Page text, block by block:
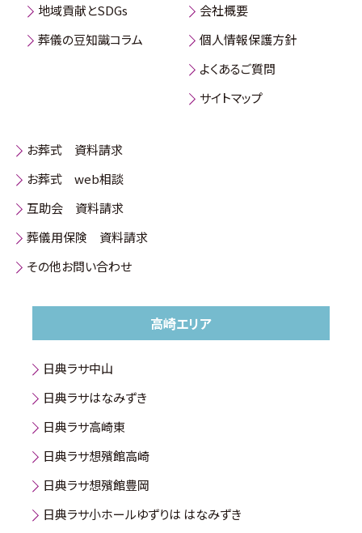
地域貢献とSDGs
葬儀の豆知識コラム
会社概要
個人情報保護方針
よくあるご質問
サイトマップ
お葬式 資料請求
お葬式 web相談
互助会 資料請求
葬儀用保険 資料請求
その他お問い合わせ
高崎エリア
日典ラサ中山
日典ラサはなみずき
日典ラサ高崎東
日典ラサ想殯館高崎
日典ラサ想殯館豊岡
日典ラサ小ホールゆずりは はなみずき